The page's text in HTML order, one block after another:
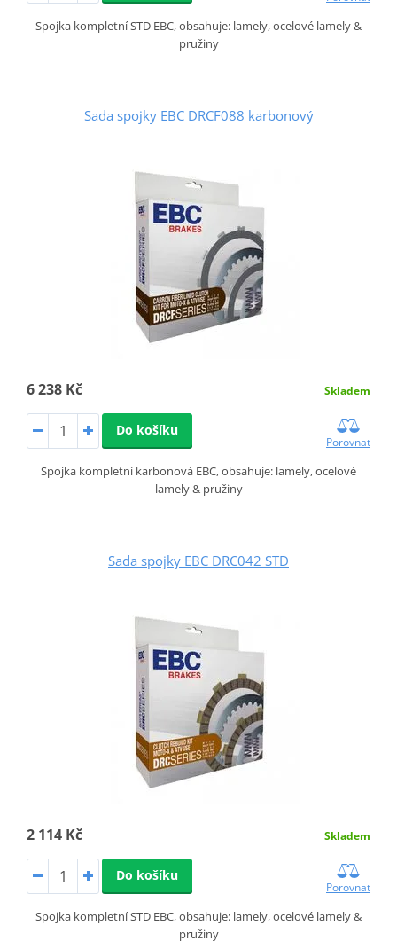
Spojka kompletní STD EBC, obsahuje: lamely, ocelové lamely &
pružiny
Sada spojky EBC DRCF088 karbonový
6 238 Kč Skladem
Do košíku
Porovnat
Spojka kompletní karbonová EBC, obsahuje: lamely, ocelové
lamely & pružiny
Sada spojky EBC DRC042 STD
2 114 Kč Skladem
Do košíku
Porovnat
Spojka kompletní STD EBC, obsahuje: lamely, ocelové lamely &
pružiny